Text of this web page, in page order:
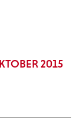
2015